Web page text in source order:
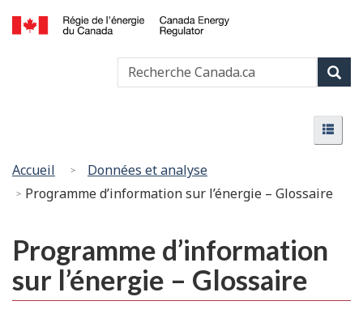
Passer
au
contenu
principal
Version
HTML
simplifiée
l’énergie
du
Canada
Vous
êtes
Accueil
Données et analyse
Programme d’information sur l’énergie – Glossaire
Programme d’information
sur l’énergie – Glossaire